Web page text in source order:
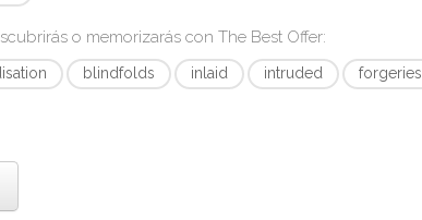
o memorizarás conThe Best Offer:
blindfolds inlaid intruded
forgeries